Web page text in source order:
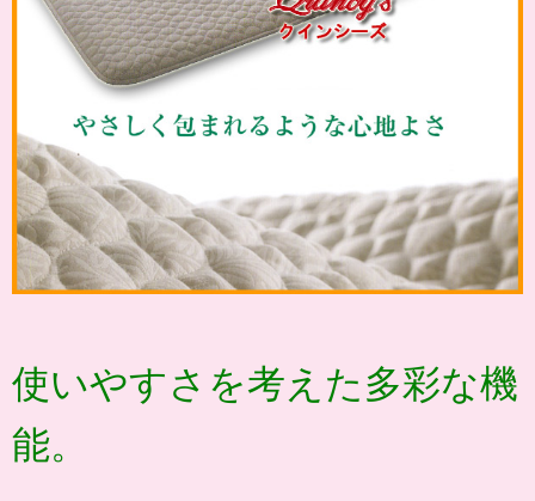
使いやすさを考えた多彩な機
能。